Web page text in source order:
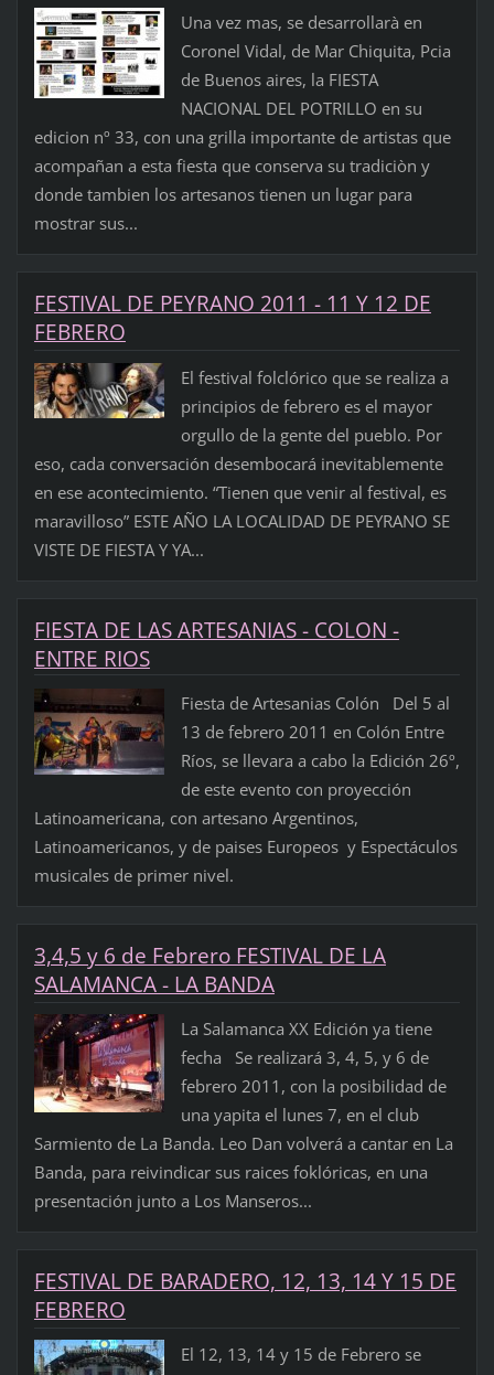
Una vez mas, se desarrollarà en
Coronel Vidal, de Mar Chiquita, Pcia
de Buenos aires, la FIESTA
NACIONAL DEL POTRILLO en su
edicion nº 33, con una grilla importante de artistas que
acompañan a esta fiesta que conserva su tradiciòn y
donde tambien los artesanos tienen un lugar para
mostrar sus...
FESTIVAL DE PEYRANO 2011 - 11 Y 12 DE
FEBRERO
El festival folclórico que se realiza a
principios de febrero es el mayor
orgullo de la gente del pueblo. Por
eso, cada conversación desembocará inevitablemente
en ese acontecimiento. “Tienen que venir al festival, es
maravilloso” ESTE AÑO LA LOCALIDAD DE PEYRANO SE
VISTE DE FIESTA Y YA...
FIESTA DE LAS ARTESANIAS - COLON -
ENTRE RIOS
Fiesta de Artesanias Colón Del 5 al
13 de febrero 2011 en Colón Entre
Ríos, se llevara a cabo la Edición 26º,
de este evento con proyección
Latinoamericana, con artesano Argentinos,
Latinoamericanos, y de paises Europeos y Espectáculos
musicales de primer nivel.
3,4,5 y 6 de Febrero FESTIVAL DE LA
SALAMANCA - LA BANDA
La Salamanca XX Edición ya tiene
fecha Se realizará 3, 4, 5, y 6 de
febrero 2011, con la posibilidad de
una yapita el lunes 7, en el club
Sarmiento de La Banda. Leo Dan volverá a cantar en La
Banda, para reivindicar sus raices foklóricas, en una
presentación junto a Los Manseros...
FESTIVAL DE BARADERO, 12, 13, 14 Y 15 DE
FEBRERO
El 12, 13, 14 y 15 de Febrero se